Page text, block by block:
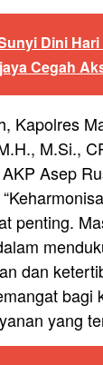
Dini
Cegah
Kapolres
M.Si.,
Asep
penting.
dan
bagi
yang